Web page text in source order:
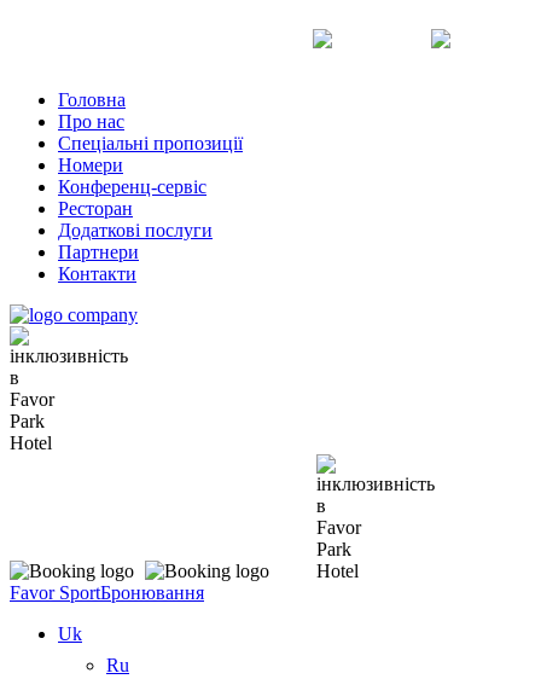
Головна
Про нас
Спеціальні пропозиції
Номери
Конференц-сервіс
Ресторан
Додаткові послуги
Партнери
Контакти
Favor SportБронювання
Uk
Ru